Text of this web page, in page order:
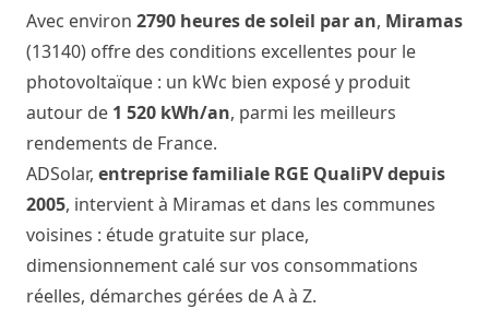
Avec environ 2790 heures de soleil par an, Miramas
(13140) offre des conditions excellentes pour le
photovoltaïque : un kWc bien exposé y produit
autour de 1 520 kWh/an, parmi les meilleurs
rendements de France.
ADSolar, entreprise familiale RGE QualiPV depuis
2005, intervient à Miramas et dans les communes
voisines : étude gratuite sur place,
dimensionnement calé sur vos consommations
réelles, démarches gérées de A à Z.